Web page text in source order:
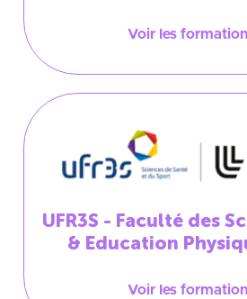
Voir les
UFR3S - Faculté des
& Education
Voir les